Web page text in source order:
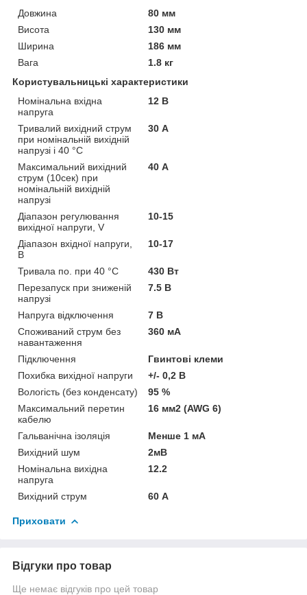
Довжина
80 мм
Висота
130 мм
Ширина
186 мм
Вага
1.8 кг
Користувальницькі характеристики
Номінальна вхідна
напруга
12 В
Тривалий вихідний струм
при номінальній вихідній
напрузі і 40 °C
30 А
Максимальний вихідний
струм (10сек) при
номінальній вихідній
напрузі
40 А
Діапазон регулювання
вихідної напруги, V
10-15
Діапазон вхідної напруги,
В
10-17
Тривала по. при 40 °C
430 Вт
Перезапуск при зниженій
напрузі
7.5 В
Напруга відключення
7 В
Споживаний струм без
навантаження
360 мА
Підключення
Гвинтові клеми
Похибка вихідної напруги
+/- 0,2 В
Вологість (без конденсату)
95 %
Максимальний перетин
кабелю
16 мм2 (AWG 6)
Гальванічна ізоляція
Менше 1 мА
Вихідний шум
2мВ
Номінальна вихідна
напруга
12.2
Вихідний струм 60 А
Приховати
Відгуки про товар
Ще немає відгуків про цей товар